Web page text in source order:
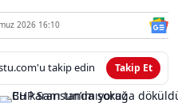
2026 16:10
takip edin Takip Et